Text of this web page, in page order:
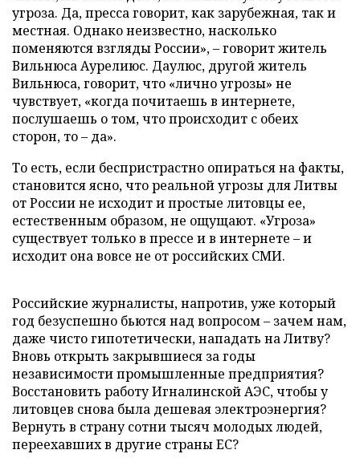
угроза. Да, пресса говорит, как зарубежная, так и
местная. Однако неизвестно, насколько
поменяются взгляды России», – говорит житель
Вильнюса Аурелиюс. Даулюс, другой житель
Вильнюса, говорит, что «лично угрозы» не
чувствует, «когда почитаешь в интернете,
послушаешь о том, что происходит с обеих
сторон, то – да».
То есть, если беспристрастно опираться на факты,
становится ясно, что реальной угрозы для Литвы
от России не исходит и простые литовцы ее,
естественным образом, не ощущают. «Угроза»
существует только в прессе и в интернете – и
исходит она вовсе не от российских СМИ.
Российские журналисты, напротив, уже который
год безуспешно бьются над вопросом – зачем нам,
даже чисто гипотетически, нападать на Литву?
Вновь открыть закрывшиеся за годы
независимости промышленные предприятия?
Восстановить работу Игналинской АЭС, чтобы у
литовцев снова была дешевая электроэнергия?
Вернуть в страну сотни тысяч молодых людей,
переехавших в другие страны ЕС?